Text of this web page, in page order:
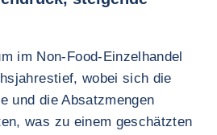
im Non-Food-Einzelhandel
wobei sich die
und die Absatzmengen
was zu einem geschätzten